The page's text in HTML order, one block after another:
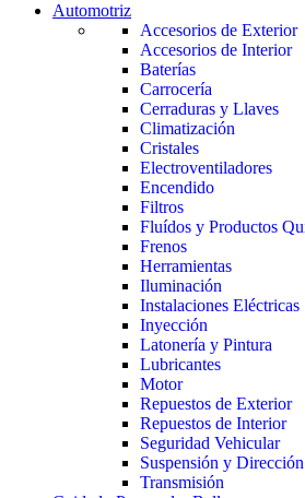
Automotriz
Accesorios de Exterior
Accesorios de Interior
Baterías
Carrocería
Cerraduras y Llaves
Climatización
Cristales
Electroventiladores
Encendido
Filtros
Fluídos y Productos
Frenos
Herramientas
Iluminación
Instalaciones Eléctricas
Inyección
Latonería y Pintura
Lubricantes
Motor
Repuestos de Exterior
Repuestos de Interior
Seguridad Vehicular
Suspensión y Dirección
Transmisión